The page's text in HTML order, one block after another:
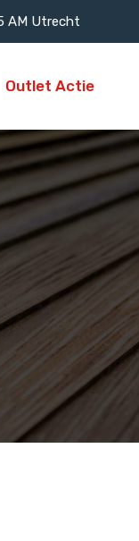
AM Utrecht
Outlet Actie